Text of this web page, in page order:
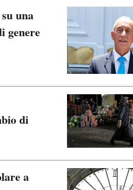
una
genere
di
a